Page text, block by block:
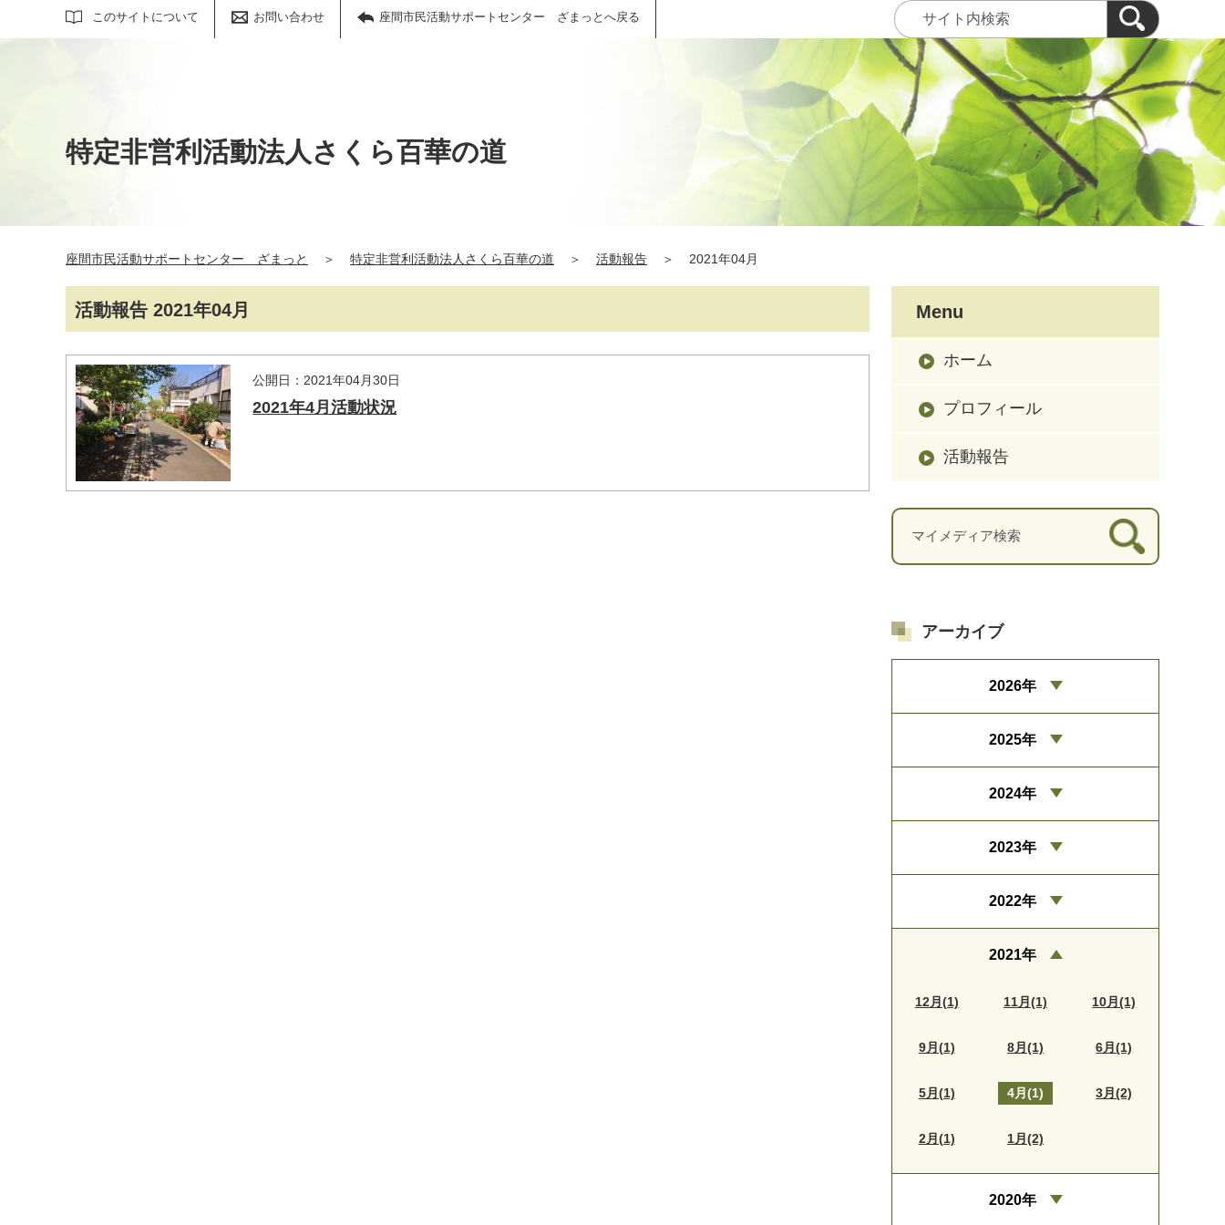
このサイトについて お問い合わせ 座間市民活動サポートセンター ざまっとへ戻る
サイト内検索
特定非営利活動法人さくら百華の道
座間市民活動サポートセンター ざまっと ＞ 特定非営利活動法人さくら百華の道 ＞ 活動報告 ＞ 2021年04月
活動報告 2021年04月
公開日：2021年04月30日
2021年4月活動状況
Menu
ホーム
プロフィール
活動報告
アーカイブ
2026年
2025年
2024年
2023年
2022年
2021年
12月(1) 11月(1) 10月(1)
9月(1) 8月(1) 6月(1)
5月(1) 4月(1) 3月(2)
2月(1) 1月(2)
2020年